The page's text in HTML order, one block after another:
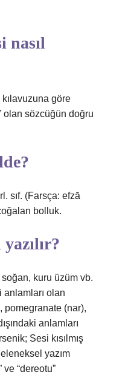
nasıl
göre
olan sözcüğün doğru
bolluk.
kuru üzüm vb.
anlamları olan
pomegranate (nar),
anlamları
Sesi kısılmış
yazım
“dereotu”